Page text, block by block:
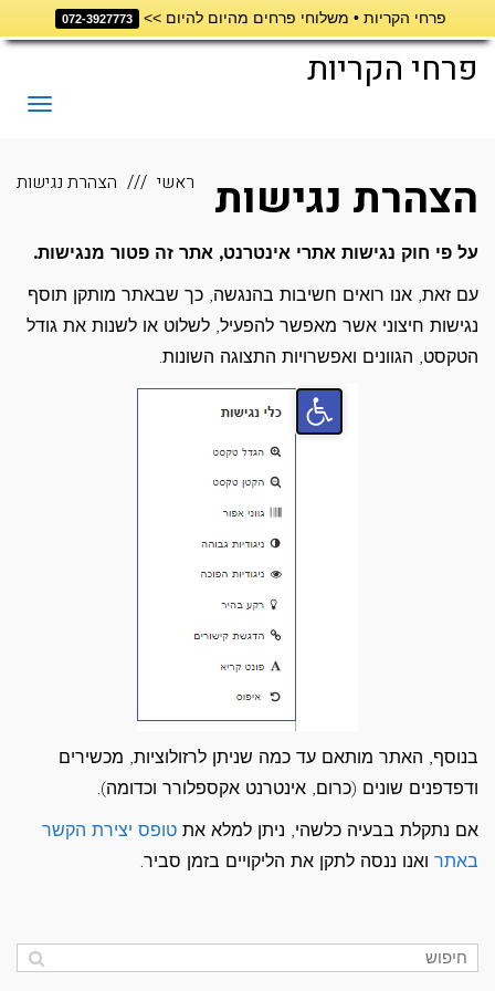
פרחי הקריות • משלוחי פרחים מהיום להיום >> 072-3927773
פרחי הקריות
ראשי הצהרת נגישות הצהרת נגישות
על פי חוק נגישות אתרי אינטרנט, אתר זה פטור מנגישות.
עם זאת, אנו רואים חשיבות בהנגשה, כך שבאתר מותקן תוסף
נגישות חיצוני אשר מאפשר להפעיל, לשלוט או לשנות את גודל
הטקסט, הגוונים ואפשרויות התצוגה השונות.
בנוסף, האתר מותאם עד כמה שניתן לרזולוציות, מכשירים
ודפדפנים שונים (כרום, אינטרנט אקספלורר וכדומה).
אם נתקלת בבעיה כלשהי, ניתן למלא את טופס יצירת הקשר
באתר ואנו ננסה לתקן את הליקויים בזמן סביר.